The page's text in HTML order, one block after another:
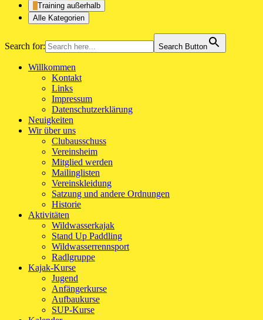
Training außerhalb
Alle Kategorien
Search for: Search Button
Willkommen
Kontakt
Links
Impressum
Datenschutzerklärung
Neuigkeiten
Wir über uns
Clubausschuss
Vereinsheim
Mitglied werden
Mailinglisten
Vereinskleidung
Satzung und andere Ordnungen
Historie
Aktivitäten
Wildwasserkajak
Stand Up Paddling
Wildwasserrennsport
Radlgruppe
Kajak-Kurse
Jugend
Anfängerkurse
Aufbaukurse
SUP-Kurse